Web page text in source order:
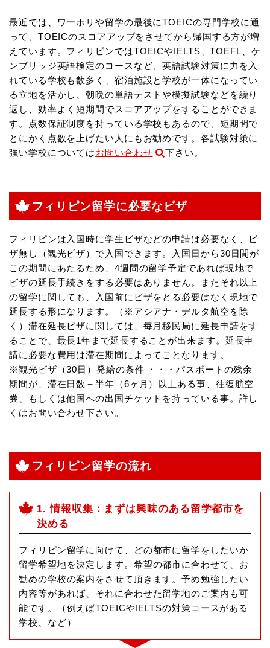
最近では、ワーホリや留学の最後にTOEICの専門学校に通
って、TOEICのスコアアップをさせてから帰国する方が増
えています。フィリピンではTOEICやIELTS、TOEFL、ケ
ンブリッジ英語検定のコースなど、英語試験対策に力を入
れている学校も数多く、宿泊施設と学校が一体になってい
る立地を活かし、朝晩の単語テストや模擬試験などを繰り
返し、効率よく短期間でスコアアップをすることができま
す。点数保証制度を持っている学校もあるので、短期間で
とにかく点数を上げたい人にもお勧めです。各試験対策に
強い学校についてはお問い合わせ 下さい。
フィリピン留学に必要なビザ
フィリピンは入国時に学生ビザなどの申請は必要なく、ビ
ザ無し（観光ビザ）で入国できます。入国日から30日間が
この期間にあたるため、4週間の留学予定であれば現地で
ビザの延長手続きをする必要はありません。またそれ以上
の留学に関しても、入国前にビザをとる必要はなく現地で
延長する形になります。（※アシアナ・デルタ航空を除
く）滞在延長ビザに関しては、毎月移民局に延長申請をす
ることで、最長1年まで延長することが出来ます。延長申
請に必要な費用は滞在期間によってことなります。
※観光ビザ（30日）発給の条件 ・・・パスポートの残余
期間が、滞在日数＋半年（6ヶ月）以上ある事、往復航空
券、もしくは他国への出国チケットを持っている事。詳し
くはお問い合わせ下さい。
フィリピン留学の流れ
1. 情報収集：まずは興味のある留学都市を
決める
フィリピン留学に向けて、どの都市に留学をしたいか
留学希望地を決定します。希望の都市に合わせて、お
勧めの学校の案内をさせて頂きます。予め勉強したい
内容等があれば、それに合わせた留学地のご案内も可
能です。（例えばTOEICやIELTSの対策コースがある
学校、など）